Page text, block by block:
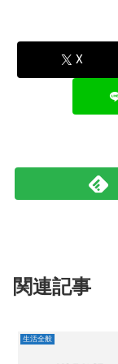
X
関連記事
生活全般